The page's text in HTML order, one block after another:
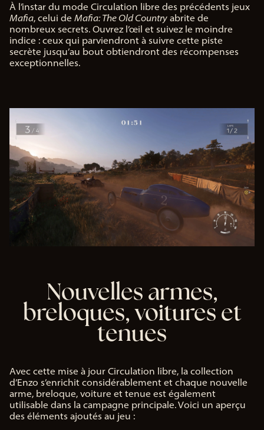
À l’instar du mode Circulation libre des précédents jeux
Mafia, celui de Mafia: The Old Country abrite de
nombreux secrets. Ouvrez l’œil et suivez le moindre
indice : ceux qui parviendront à suivre cette piste
secrète jusqu’au bout obtiendront des récompenses
exceptionnelles.
Nouvelles armes,
breloques, voitures et
tenues
Avec cette mise à jour Circulation libre, la collection
d’Enzo s’enrichit considérablement et chaque nouvelle
arme, breloque, voiture et tenue est également
utilisable dans la campagne principale. Voici un aperçu
des éléments ajoutés au jeu :